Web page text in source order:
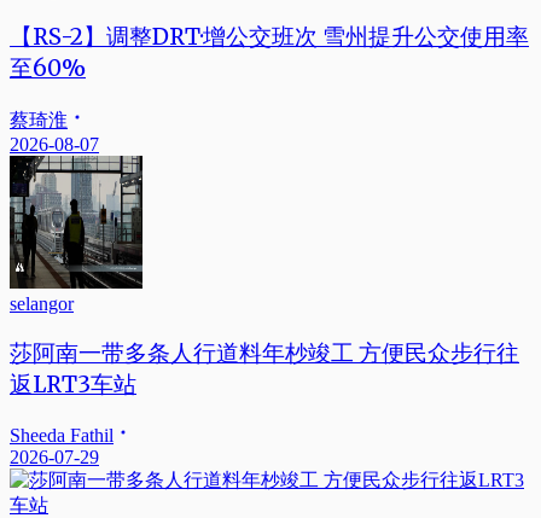
【RS-2】调整DRT·增公交班次 雪州提升公交使用率
至60%
蔡琦淮
2026-08-07
selangor
莎阿南一带多条人行道料年杪竣工 方便民众步行往
返LRT3车站
Sheeda Fathil
2026-07-29